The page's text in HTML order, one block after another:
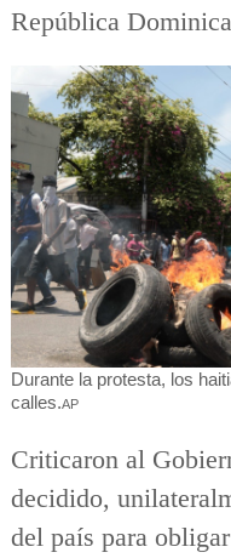
República
Durante la protesta, los
calles.AP
Criticaron al
decidido,
del país para